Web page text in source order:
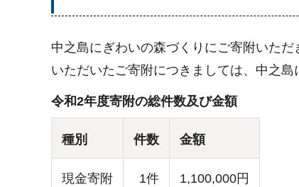
中之島にぎわいの森づくりにご寄附いただ
いただいたご寄附につきましては、中之
令和2年度寄附の総件数及び金額
種別 件数 金額
現金寄附 1件 1,100,000円